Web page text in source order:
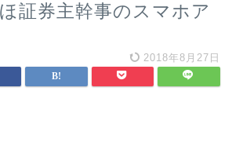
証券主幹事のスマホア
2018年8月27日